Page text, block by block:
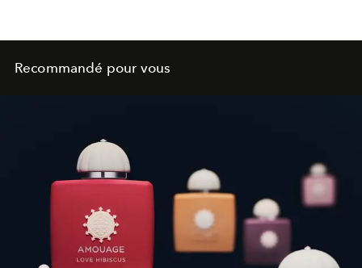
Recommandé pour vous